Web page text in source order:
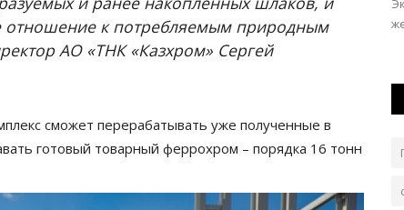
к потребляемым природным
АО «ТНК «Казхром» Сергей
сможет перерабатывать уже полученные в
готовый товарный феррохром – порядка 16 тонн
кольцо,
Коммунальщики ремонтируют дорожное покрытие.